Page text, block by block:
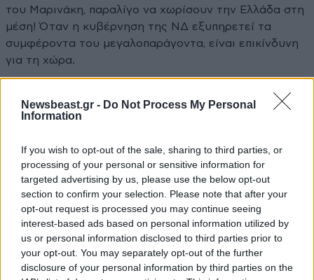
Newsbeast.gr - Do Not Process My Personal
Information
If you wish to opt-out of the sale, sharing to third parties, or
processing of your personal or sensitive information for
targeted advertising by us, please use the below opt-out
section to confirm your selection. Please note that after your
opt-out request is processed you may continue seeing
interest-based ads based on personal information utilized by
us or personal information disclosed to third parties prior to
your opt-out. You may separately opt-out of the further
disclosure of your personal information by third parties on the
του Μαρινάκη, παραλίγο να χωρίσουν την Ελλάδα στη
μέση! Όταν η κυβέρνηση της ΝΔ εξυπηρετεί τα
συμφέροντα του μεγαλοπαράγοντα, είναι επικίνδυνη
για τη χώρα.
Μπράβο σου 19·02·2020 09:58
Ε όχι και γραφική
Απαντήστε